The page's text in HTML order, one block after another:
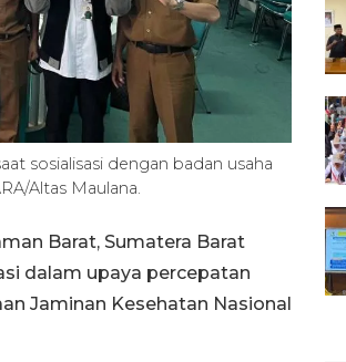
sosialisasi dengan badan usaha
Altas Maulana.
Barat, Sumatera Barat
dalam upaya percepatan
Jaminan Kesehatan Nasional